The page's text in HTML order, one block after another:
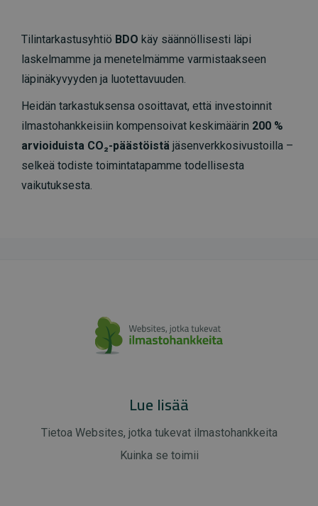
Tilintarkastusyhtiö BDO käy säännöllisesti läpi
laskelmamme ja menetelmämme varmistaakseen
läpinäkyvyyden ja luotettavuuden.
Heidän tarkastuksensa osoittavat, että investoinnit
ilmastohankkeisiin kompensoivat keskimäärin 200 %
arvioiduista CO₂-päästöistä jäsenverkkosivustoilla –
selkeä todiste toimintatapamme todellisesta
vaikutuksesta.
Lue lisää
Tietoa Websites, jotka tukevat ilmastohankkeita
Kuinka se toimii